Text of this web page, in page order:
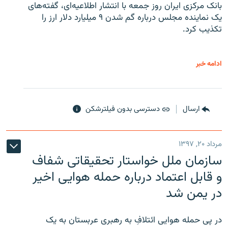
بانک مرکزی ایران روز جمعه با انتشار اطلاعیه‌ای، گفته‌های
یک نماینده مجلس درباره گم شدن ۹ میلیارد دلار ارز را
تکذیب کرد.
ادامه خبر
ارسال دسترسی بدون فیلترشکن
مرداد ۲۰, ۱۳۹۷
سازمان ملل خواستار تحقیقاتی شفاف
و قابل اعتماد درباره حمله هوایی اخیر
در یمن شد
در پی حمله هوایی ائتلافِ به رهبری عربستان به یک